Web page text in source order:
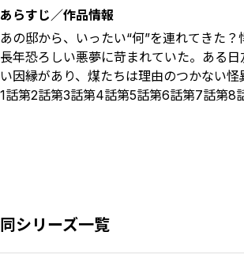
あらすじ／作品情報
あの邸から、いったい“何”を連れてきた
長年恐ろしい悪夢に苛まれていた。ある
い因縁があり、煤たちは理由のつかない
1話第2話第3話第4話第5話第6話第7話第8
同シリーズ一覧